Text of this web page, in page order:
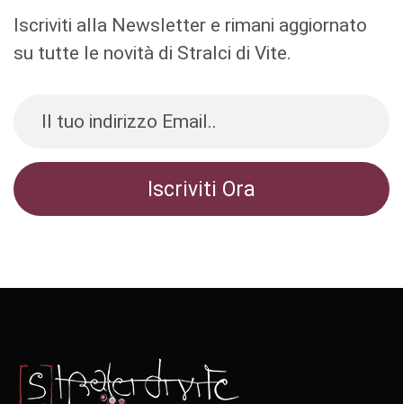
Iscriviti alla Newsletter e rimani aggiornato
su tutte le novità di Stralci di Vite.